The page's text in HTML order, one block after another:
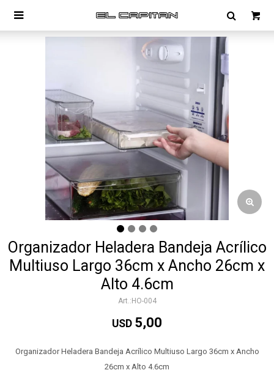

Organizador Heladera Bandeja Acrílico
Multiuso Largo 36cm x Ancho 26cm x
Alto 4.6cm
HO-004
USD 5,00
Organizador Heladera Bandeja Acrílico Multiuso Largo 36cm x Ancho
26cm x Alto 4.6cm